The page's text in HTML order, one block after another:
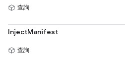
查詢
InjectManifest
查詢